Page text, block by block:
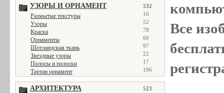
УЗОРЫ И ОРНАМЕНТ 532
Размытые текстуры 10
Узоры 52
Краска 78
Орнаменты 60
Шотландская ткань 97
Звездные узоры 22
Полосы и полоски 17
Тартан орнамент 196
АРХИТЕКТУРА 523
Все